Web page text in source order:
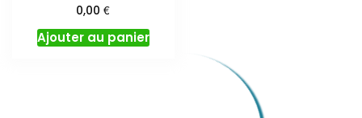
0,00€
Ajouter au panier